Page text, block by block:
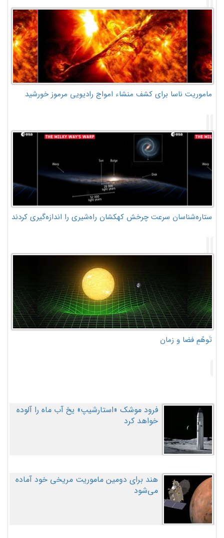
ماموریت ناسا برای کشف منشاء امواج رادیویی مرموز خورشید
ستاره‌شناسان سرعت چرخش کهکشان راه‌شیری را اندازه‌گیری کردند
تَوهّمِ فضا و زمان
فرود موشک «استارشیپ» یخ آب ماه را آلوده
خواهد کرد
هند برای دومین ماموریت مریخی خود آماده
می‌شود